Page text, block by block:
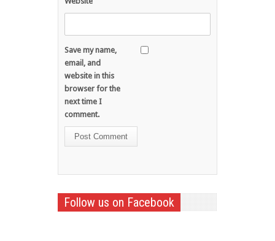
Save my name,
email, and
website in this
browser for the
next time I
comment.
Follow us on Facebook